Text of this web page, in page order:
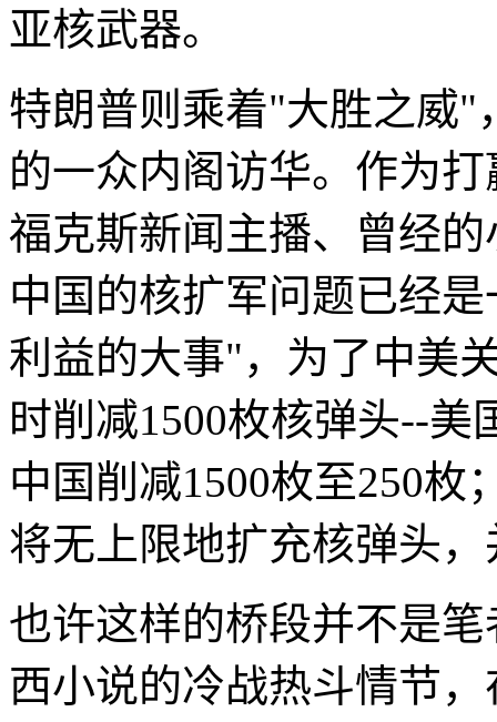
亚核武器。
特朗普则乘着"大胜之威"
的一众内阁访华。作为
福克斯新闻主播、曾经
中国的核扩军问题已经
利益的大事"，为了中美
时削减1500枚核弹头--美
中国削减1500枚至250枚
将无上限地扩充核弹头
也许这样的桥段并不是
西小说的冷战热斗情节